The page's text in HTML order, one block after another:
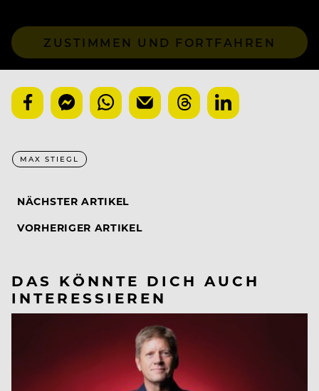
ZUSTIMMEN UND FORTFAHREN
MAX STIEGL
NÄCHSTER ARTIKEL
VORHERIGER ARTIKEL
DAS KÖNNTE DICH AUCH
INTERESSIEREN